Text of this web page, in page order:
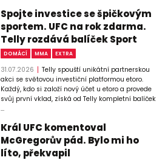
Spojte investice se špičkovým
sportem. UFC na rok zdarma.
Telly rozdává balíček Sport
DOMÁCÍ MMA EXTRA
31.07.2026
Telly spouští unikátní partnerskou
akci se světovou investiční platformou etoro.
Každý, kdo si založí nový účet u etoro a provede
svůj první vklad, získá od Telly kompletní balíček
...
Král UFC komentoval
McGregorův pád. Bylo mi ho
líto, překvapil